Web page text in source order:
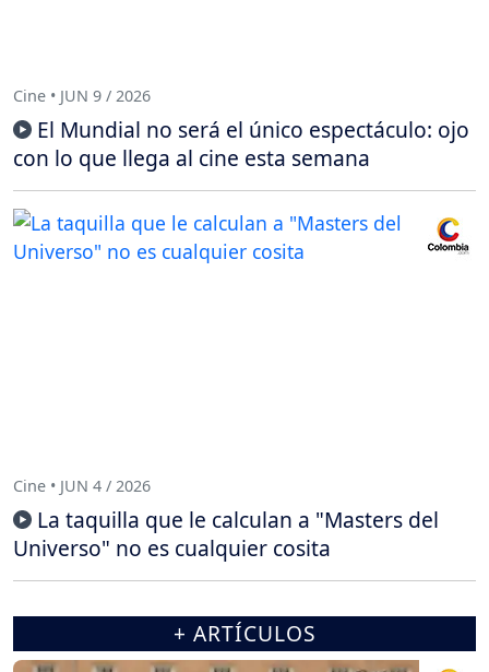
Cine • JUN 9 / 2026
El Mundial no será el único espectáculo: ojo
con lo que llega al cine esta semana
Cine • JUN 4 / 2026
La taquilla que le calculan a "Masters del
Universo" no es cualquier cosita
+ ARTÍCULOS